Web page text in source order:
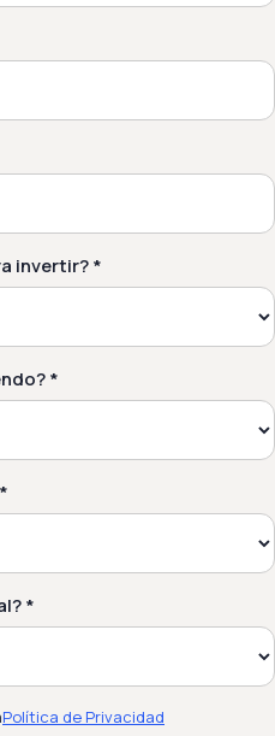
invertir? *
*
*
Política de Privacidad